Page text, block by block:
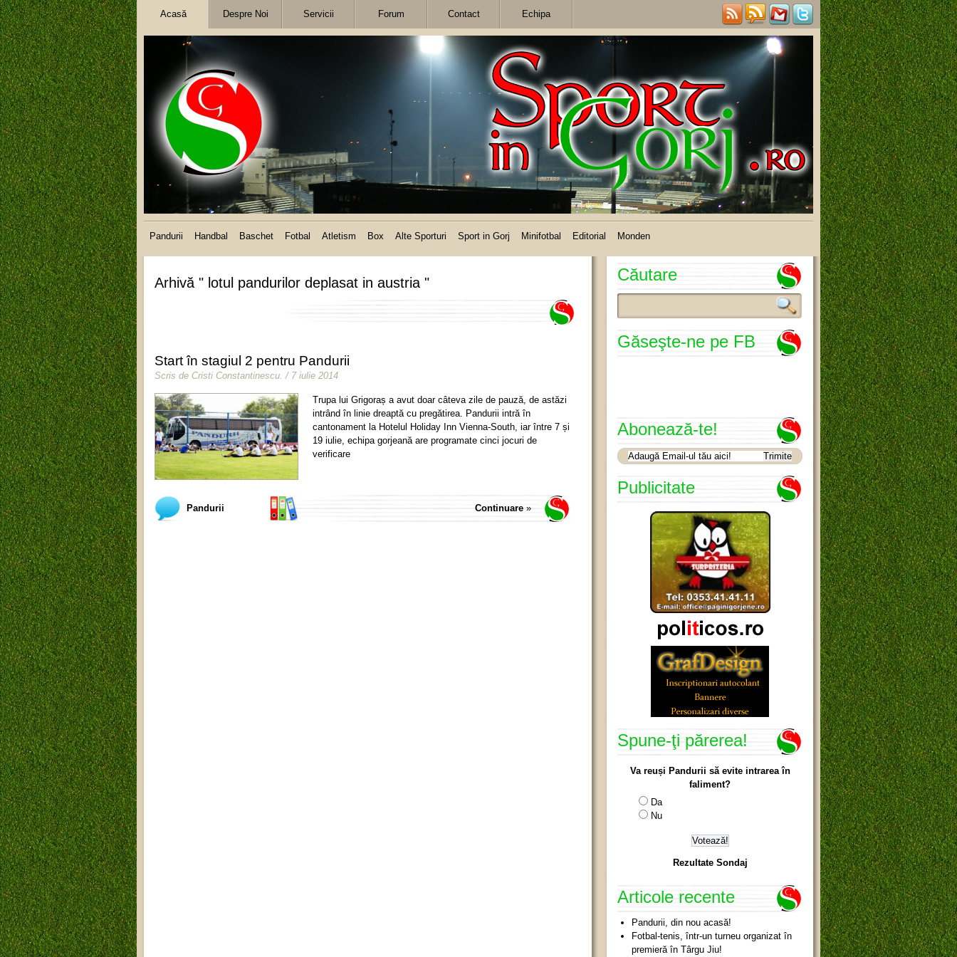
Acasă Despre Noi Servicii Forum Contact Echipa
Pandurii Handbal Baschet Fotbal Atletism Box Alte Sporturi Sport in Gorj Minifotbal Editorial Monden
Arhivă " lotul pandurilor deplasat in austria "
Start în stagiul 2 pentru Pandurii
Scris de Cristi Constantinescu. / 7 iulie 2014
Trupa lui Grigoraș a avut doar câteva zile de pauză, de astăzi
intrând în linie dreaptă cu pregătirea. Pandurii intră în
cantonament la Hotelul Holiday Inn Vienna-South, iar între 7 și
19 iulie, echipa gorjeană are programate cinci jocuri de
verificare
Pandurii Continuare »
Căutare
Găseşte-ne pe FB
Abonează-te!
Publicitate
Spune-ţi părerea!
Va reuși Pandurii să evite intrarea în
faliment?
Da
Nu
Rezultate Sondaj
Articole recente
Pandurii, din nou acasă!
Fotbal-tenis, într-un turneu organizat în
premieră în Târgu Jiu!